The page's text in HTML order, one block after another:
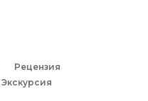
Рецензия
Экскурсия